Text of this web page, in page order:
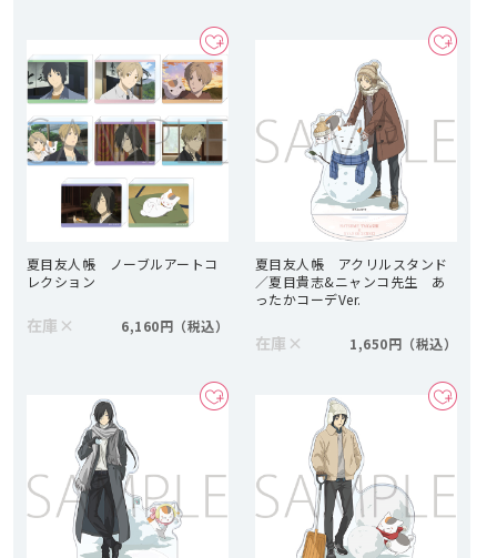
夏目友人帳 ノーブルアートコ
レクション
在庫 × 6,160円
夏目友人帳 アクリルスタンド
／夏目貴志&ニャンコ先生 あ
ったかコーデVer.
在庫 × 1,650円